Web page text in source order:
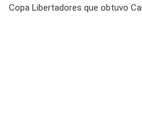
Copa Libertadores que obtuvo